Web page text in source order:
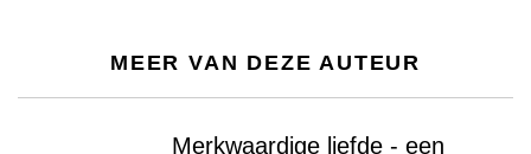
MEER VAN DEZE AUTEUR
Merkwaardige liefde - een